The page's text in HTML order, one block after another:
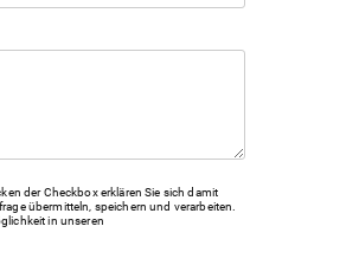
der Checkbox erklären Sie sich damit
übermitteln, speichern und verarbeiten.
in unseren